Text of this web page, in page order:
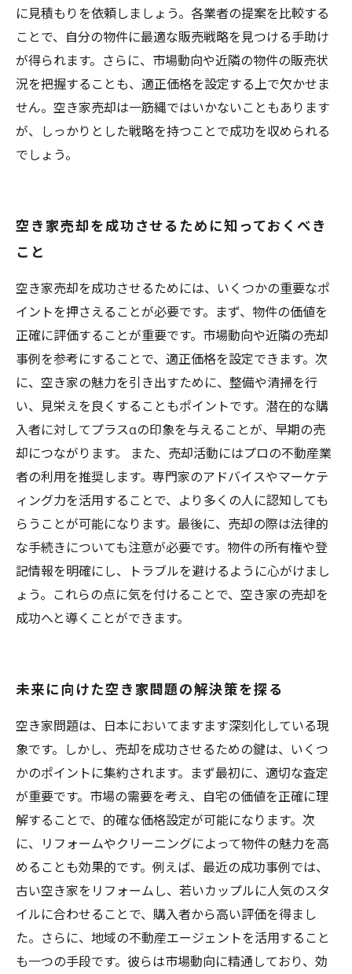
に見積もりを依頼しましょう。各業者の提案を比較する
ことで、自分の物件に最適な販売戦略を見つける手助け
が得られます。さらに、市場動向や近隣の物件の販売状
況を把握することも、適正価格を設定する上で欠かせま
せん。空き家売却は一筋縄ではいかないこともあります
が、しっかりとした戦略を持つことで成功を収められる
でしょう。
空き家売却を成功させるために知っておくべき
こと
空き家売却を成功させるためには、いくつかの重要なポ
イントを押さえることが必要です。まず、物件の価値を
正確に評価することが重要です。市場動向や近隣の売却
事例を参考にすることで、適正価格を設定できます。次
に、空き家の魅力を引き出すために、整備や清掃を行
い、見栄えを良くすることもポイントです。潜在的な購
入者に対してプラスαの印象を与えることが、早期の売
却につながります。 また、売却活動にはプロの不動産業
者の利用を推奨します。専門家のアドバイスやマーケテ
ィング力を活用することで、より多くの人に認知しても
らうことが可能になります。最後に、売却の際は法律的
な手続きについても注意が必要です。物件の所有権や登
記情報を明確にし、トラブルを避けるように心がけまし
ょう。これらの点に気を付けることで、空き家の売却を
成功へと導くことができます。
未来に向けた空き家問題の解決策を探る
空き家問題は、日本においてますます深刻化している現
象です。しかし、売却を成功させるための鍵は、いくつ
かのポイントに集約されます。まず最初に、適切な査定
が重要です。市場の需要を考え、自宅の価値を正確に理
解することで、的確な価格設定が可能になります。次
に、リフォームやクリーニングによって物件の魅力を高
めることも効果的です。例えば、最近の成功事例では、
古い空き家をリフォームし、若いカップルに人気のスタ
イルに合わせることで、購入者から高い評価を得まし
た。さらに、地域の不動産エージェントを活用すること
も一つの手段です。彼らは市場動向に精通しており、効